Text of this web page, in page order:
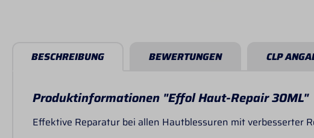
BESCHREIBUNG BEWERTUNGEN CLP
Produktinformationen "Effol Haut-Repair 30ML"
Effektive Reparatur bei allen Hautblessuren mit verbesserter